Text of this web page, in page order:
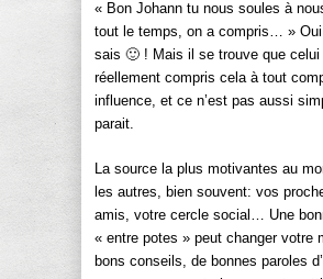
« Bon Johann tu nous soules à
tout le temps, on a compris… »
sais 🙂 ! Mais il se trouve que celui
réellement compris cela à tout
influence, et ce n’est pas aussi
parait.
La source la plus motivantes au
les autres, bien souvent: vos
amis, votre cercle social… Une
« entre potes » peut changer votre
bons conseils, de bonnes paroles